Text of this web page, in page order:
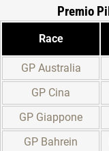
Premio
Race
GP Australia
GP Cina
GP Giappone
GP Bahrein